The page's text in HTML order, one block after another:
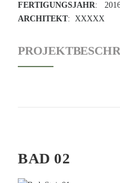
FERTIGUNGSJAHR:
ARCHITEKT: XXXXX
BAD 02